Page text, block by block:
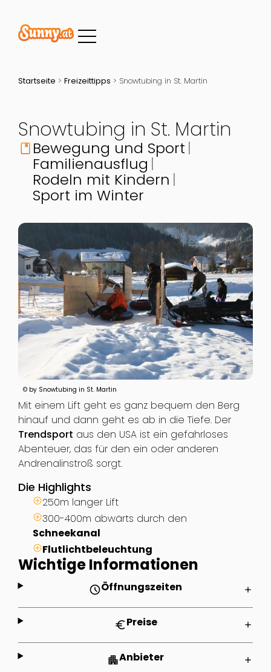
Startseite > Freizeittipps > Snowtubing in St. Martin
Snowtubing in St. Martin
book Bewegung und Sport
Familienausflug
Rodeln mit Kindern
Sport im Winter
© by Snowtubing in St. Martin
Mit einem Lift geht es ganz bequem den Berg
hinauf und dann geht es ab in die Tiefe. Der
Trendsport aus den USA ist ein gefahrloses
Abenteuer, das für den ein oder anderen
Andrenalinstroß sorgt.
Die Highlights
250m langer Lift
300-400m abwärts durch den
Schneekanal
Flutlichtbeleuchtung
Wichtige Informationen
scheduleÖffnungszeiten add
euroPreise add
apartmentAnbieter add